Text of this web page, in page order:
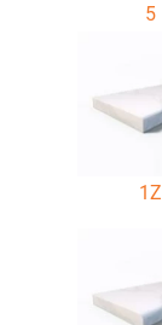
5
1Z